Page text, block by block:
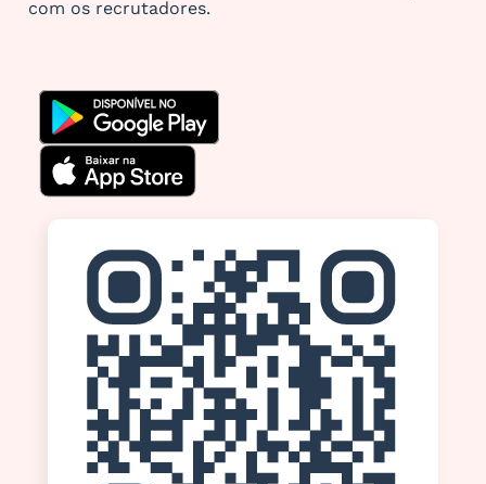
com os recrutadores.